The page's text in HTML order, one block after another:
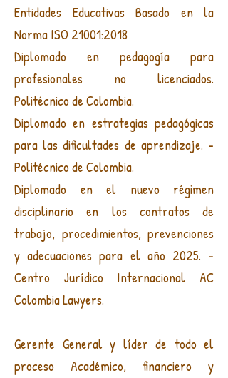
Entidades Educativas Basado en la
Norma ISO 21001:2018
Diplomado en pedagogía para
profesionales no licenciados.
Politécnico de Colombia.
Diplomado en estrategias pedagógicas
para las dificultades de aprendizaje. -
Politécnico de Colombia.
Diplomado en el nuevo régimen
disciplinario en los contratos de
trabajo, procedimientos, prevenciones
y adecuaciones para el año 2025. -
Centro Jurídico Internacional AC
Colombia Lawyers.
Gerente General y líder de todo el
proceso Académico, financiero y